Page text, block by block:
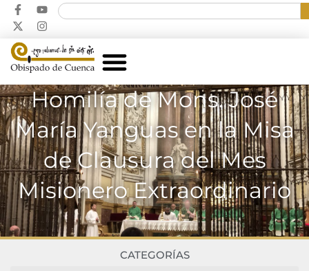
Homilía de Mons. José
María Yanguas en la Misa
de Clausura del Mes
Misionero Extraordinario
CATEGORÍAS